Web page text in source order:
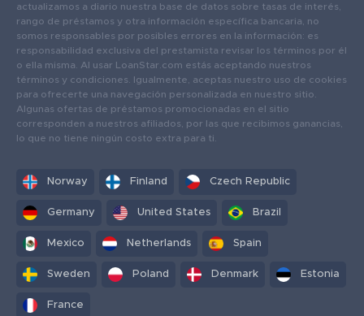
actualizamos a diario nuestra base de datos sobre tasas de interés,
rango de préstamos y otra información específica bancaria, no
somos responsables por posibles errores en la información: es
responsabilidad exclusiva del prestamista revisar los términos por él
o ella misma. Al usar LoanStar.com estás aceptando nuestros
términos y condiciones. Igualmente, aceptas nuestro uso de cookies
para ofrecerte una navegación personalizada en nuestro sitio.
Algunas ofertas de préstamos promocionadas en el sitio
corresponden a nuestros afiliados, por las que recibimos ganancias,
lo que no tiene ningún costo extra para ti.
Norway Finland Czech Republic
Germany United States Brazil
Mexico Netherlands Spain
Sweden Poland Denmark Estonia
France